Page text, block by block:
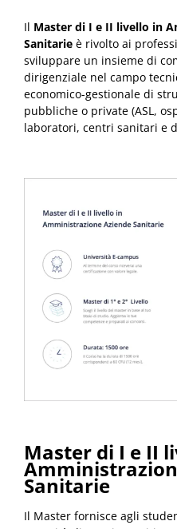
Il Master di I e II livello in
Sanitarie è rivolto ai
sviluppare un insieme di
dirigenziale nel campo
economico-gestionale di
pubbliche o private ​​(ASL,
laboratori, centri sanitari e
Master di I e II
Sanitarie
Il Master fornisce agli